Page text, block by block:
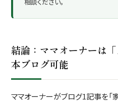
結論：ママオーナーは
本ブログ可能
ママオーナーがブログ1記事を「